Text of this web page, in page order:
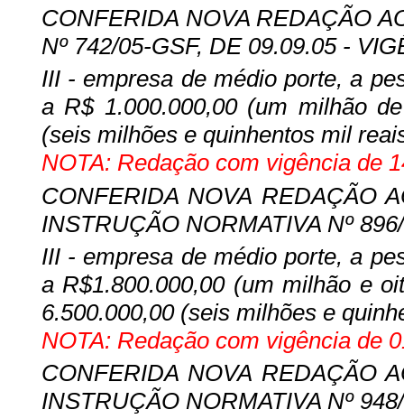
CONFERIDA NOVA REDAÇÃO
Nº 742/05-GSF, DE 09.09.05 -
III - empresa de médio porte, a
a R$ 1.000.000,00 (um milhão
(seis milhões e quinhentos mil
NOTA: Redação com vigência de
CONFERIDA NOVA REDAÇÃO
INSTRUÇÃO NORMATIVA Nº
III - empresa de médio porte, a
a R$1.800.000,00 (um milhão e
6.500.000,00 (seis milhões e
NOTA: Redação com vigência de
CONFERIDA NOVA REDAÇÃO
INSTRUÇÃO NORMATIVA Nº